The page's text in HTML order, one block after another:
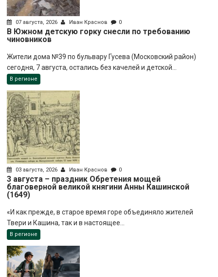
07 августа, 2026 Иван Краснов 0
В Южном детскую горку снесли по требованию
чиновников
Жители дома №39 по бульвару Гусева (Московский район)
сегодня, 7 августа, остались без качелей и детской...
В регионе
03 августа, 2026 Иван Краснов 0
3 августа – праздник Обретения мощей
благоверной великой княгини Анны Кашинской
(1649)
«И как прежде, в старое время горе объединяло жителей
Твери и Кашина, так и в настоящее...
В регионе